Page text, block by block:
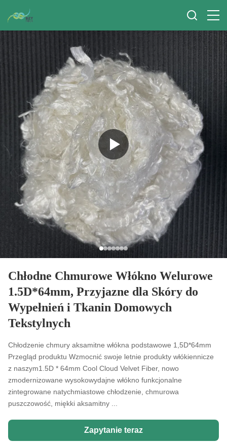
Chłodne Chmurowe Włókno Welurowe
1.5D*64mm, Przyjazne dla Skóry do
Wypełnień i Tkanin Domowych
Tekstylnych
Chłodzenie chmury aksamitne włókna podstawowe 1,5D*64mm
Przegląd produktu Wzmocnić swoje letnie produkty włókiennicze
z naszym1.5D * 64mm Cool Cloud Velvet Fiber, nowo
zmodernizowane wysokowydajne włókno funkcjonalne
zintegrowane natychmiastowe chłodzenie, chmurowa
puszczowość, miękki aksamitny ...
Zapytanie teraz